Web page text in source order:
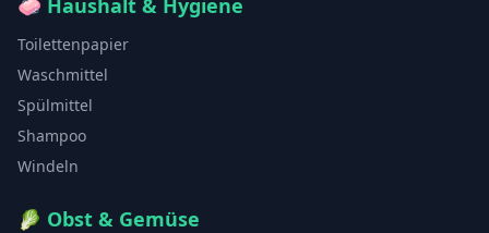
🧼 Haushalt & Hygiene
Toilettenpapier
Waschmittel
Spülmittel
Shampoo
Windeln
🥬 Obst & Gemüse